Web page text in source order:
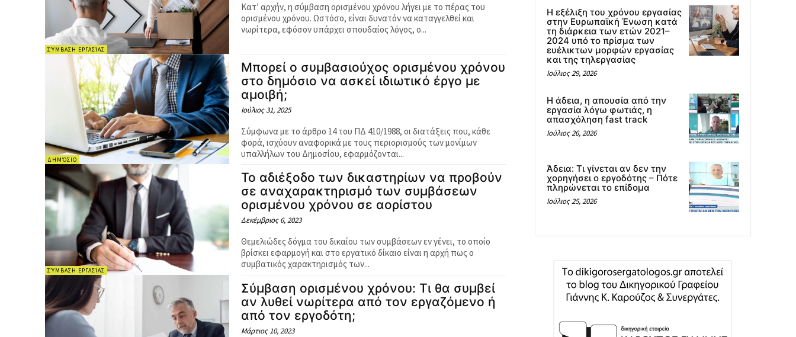
ΣΎΜΒΑΣΗ ΕΡΓΑΣΊΑΣ
Κατ’ αρχήν, η σύμβαση ορισμένου χρόνου λήγει με το πέρας του
ορισμένου χρόνου. Ωστόσο, είναι δυνατόν να καταγγελθεί και
νωρίτερα, εφόσον υπάρχει σπουδαίος λόγος, ο...
ΔΗΜΌΣΙΟ
Μπορεί ο συμβασιούχος ορισμένου χρόνου
στο δημόσιο να ασκεί ιδιωτικό έργο με
αμοιβή;
Ιούλιος 31, 2025
Σύμφωνα με το άρθρο 14 του ΠΔ 410/1988, οι διατάξεις που, κάθε
φορά, ισχύουν αναφορικά με τους περιορισμούς των μονίμων
υπαλλήλων του Δημοσίου, εφαρμόζονται...
ΣΎΜΒΑΣΗ ΕΡΓΑΣΊΑΣ
Το αδιέξοδο των δικαστηρίων να προβούν
σε αναχαρακτηρισμό των συμβάσεων
ορισμένου χρόνου σε αορίστου
Δεκέμβριος 6, 2023
Θεμελιώδες δόγμα του δικαίου των συμβάσεων εν γένει, το οποίο
βρίσκει εφαρμογή και στο εργατικό δίκαιο είναι η αρχή πως ο
συμβατικός χαρακτηρισμός των...
Σύμβαση ορισμένου χρόνου: Τι θα συμβεί
αν λυθεί νωρίτερα από τον εργαζόμενο ή
από τον εργοδότη;
Μάρτιος 10, 2023
Η εξέλιξη του χρόνου εργασίας
στην Ευρωπαϊκή Ένωση κατά
τη διάρκεια των ετών 2021–
2024 υπό το πρίσμα των
ευέλικτων μορφών εργασίας
και της τηλεργασίας
Ιούλιος 29, 2026
Η άδεια, η απουσία από την
εργασία λόγω φωτιάς, η
απασχόληση fast track
Ιούλιος 26, 2026
Άδεια: Tι γίνεται αν δεν την
χορηγήσει ο εργοδότης – Πότε
πληρώνεται το επίδομα
Ιούλιος 25, 2026